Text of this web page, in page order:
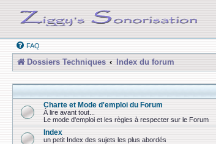
FAQ
Dossiers Techniques Index du forum
Charte et Mode d'emploi du Forum
À lire avant tout...
Le mode d'emploi et les règles à respecter sur le Forum
Index
un petit Index des sujets les plus abordés